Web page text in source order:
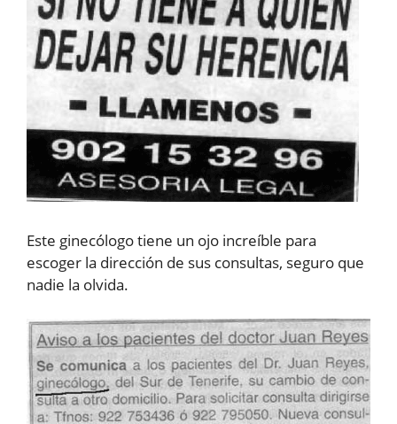
Este ginecólogo tiene un ojo increíble para
escoger la dirección de sus consultas, seguro que
nadie la olvida.